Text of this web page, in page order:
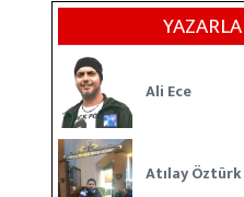
Ali Ece
Atılay Öztürk